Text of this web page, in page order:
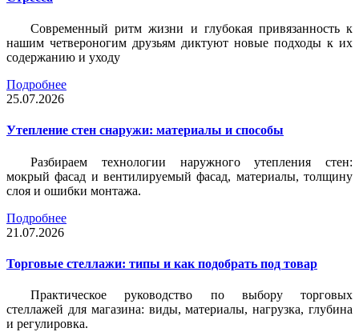
Современный ритм жизни и глубокая привязанность к
нашим четвероногим друзьям диктуют новые подходы к их
содержанию и уходу
Подробнее
25.07.2026
Утепление стен снаружи: материалы и способы
Разбираем технологии наружного утепления стен:
мокрый фасад и вентилируемый фасад, материалы, толщину
слоя и ошибки монтажа.
Подробнее
21.07.2026
Торговые стеллажи: типы и как подобрать под товар
Практическое руководство по выбору торговых
стеллажей для магазина: виды, материалы, нагрузка, глубина
и регулировка.